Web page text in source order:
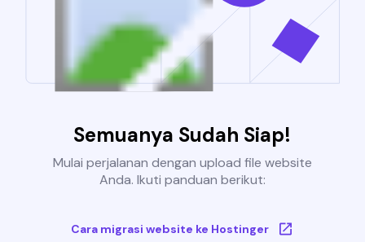
Semuanya Sudah Siap!
Mulai perjalanan dengan upload file website
Anda. Ikuti panduan berikut:
Cara migrasi website ke Hostinger